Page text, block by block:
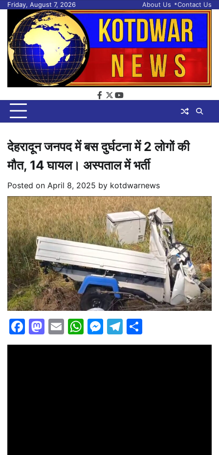
Skip
content
Friday, August 7, 2026 About Us Contact Us
facebook
twitter
youtube
देहरादून जनपद में बस दुर्घटना में 2 लोगों की
मौत, 14 घायल। अस्पताल में भर्ती
Posted on April 8, 2025 by kotdwarnews
Facebook
Mastodon
EmailWhatsApp
Messenger
Telegram